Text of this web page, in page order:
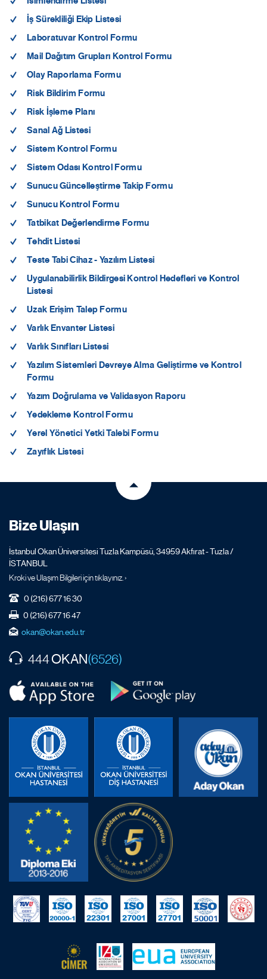
İş Sürekliliği Ekip Listesi
Laboratuvar Kontrol Formu
Mail Dağıtım Grupları Kontrol Formu
Olay Raporlama Formu
Risk Bildirim Formu
Risk İşleme Planı
Sanal Ağ Listesi
Sistem Kontrol Formu
Sistem Odası Kontrol Formu
Sunucu Güncelleştirme Takip Formu
Sunucu Kontrol Formu
Tatbikat Değerlendirme Formu
Tehdit Listesi
Teste Tabi Cihaz - Yazılım Listesi
Uygulanabilirlik Bildirgesi Kontrol Hedefleri ve Kontrol
Listesi
Uzak Erişim Talep Formu
Varlık Envanter Listesi
Varlık Sınıfları Listesi
Yazılım Sistemleri Devreye Alma Geliştirme ve Kontrol
Formu
Yazım Doğrulama ve Validasyon Raporu
Yedekleme Kontrol Formu
Yerel Yönetici Yetki Talebi Formu
Zayıflık Listesi
Bize Ulaşın
İstanbul Okan Üniversitesi Tuzla Kampüsü, 34959 Akfırat - Tuzla /
İSTANBUL
Kroki ve Ulaşım Bilgileri için tıklayınız. ›
0 (216) 677 16 30
0 (216) 677 16 47
okan@okan.edu.tr
444OKAN(6526)